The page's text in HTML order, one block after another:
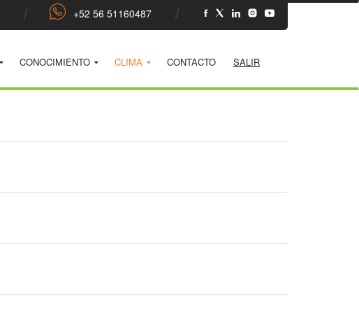
+52 56 51160487
CONOCIMIENTO CLIMA CONTACTO SALIR